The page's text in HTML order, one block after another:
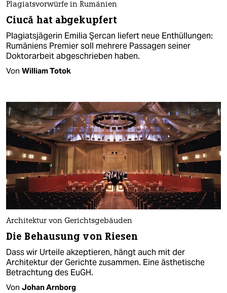
Plagiatsvorwürfe in Rumänien
Ciucă hat abgekupfert
Plagiatsjägerin Emilia Şercan liefert neue Enthüllungen:
Rumäniens Premier soll mehrere Passagen seiner
Doktorarbeit abgeschrieben haben.
Von William Totok
Architektur von Gerichtsgebäuden
Die Behausung von Riesen
Dass wir Urteile akzeptieren, hängt auch mit der
Architektur der Gerichte zusammen. Eine ästhetische
Betrachtung des EuGH.
Von Johan Arnborg